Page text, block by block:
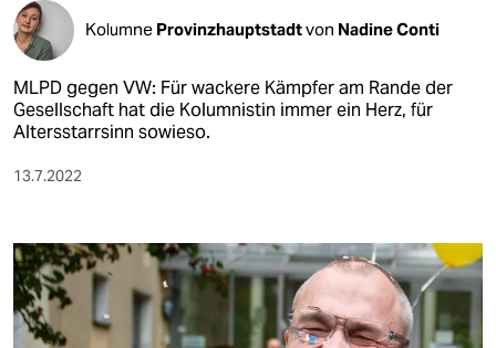
Kolumne Provinzhauptstadtvon Nadine Conti
MLPD gegen VW: Für wackere Kämpfer am Rande der
Gesellschaft hat die Kolumnistin immer ein Herz, für
Altersstarrsinn sowieso.
13.7.2022